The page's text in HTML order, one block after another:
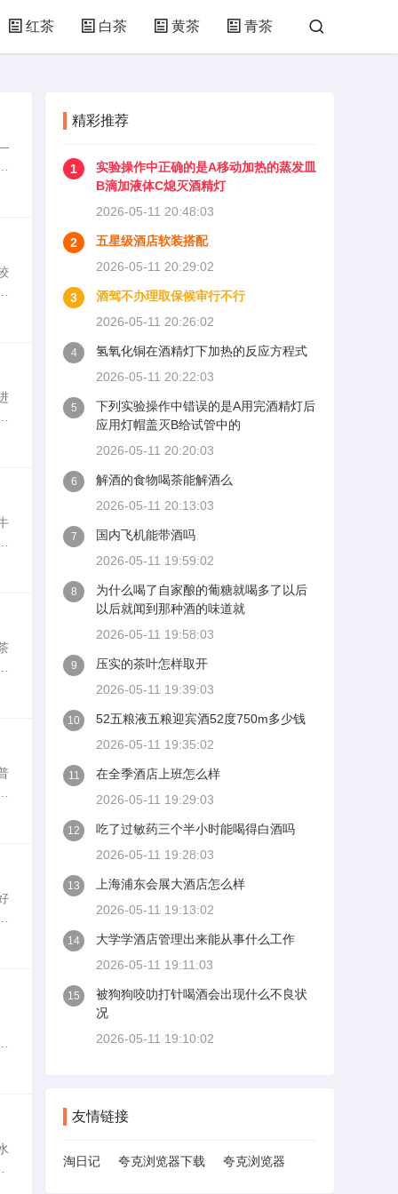
红茶 白茶 黄茶 青茶
精彩推荐
1
实验操作中正确的是A移动加热的蒸发皿
B滴加液体C熄灭酒精灯
2026-05-11 20:48:03
2
五星级酒店软装搭配
2026-05-11 20:29:02
3
酒驾不办理取保候审行不行
2026-05-11 20:26:02
4
氢氧化铜在酒精灯下加热的反应方程式
2026-05-11 20:22:03
5
下列实验操作中错误的是A用完酒精灯后
应用灯帽盖灭B给试管中的
2026-05-11 20:20:03
6
解酒的食物喝茶能解酒么
2026-05-11 20:13:03
7
国内飞机能带酒吗
2026-05-11 19:59:02
8
为什么喝了自家酿的葡糖就喝多了以后
以后就闻到那种酒的味道就
2026-05-11 19:58:03
9
压实的茶叶怎样取开
2026-05-11 19:39:03
10
52五粮液五粮迎宾酒52度750m多少钱
2026-05-11 19:35:02
11
在全季酒店上班怎么样
2026-05-11 19:29:03
12
吃了过敏药三个半小时能喝得白酒吗
2026-05-11 19:28:03
13
上海浦东会展大酒店怎么样
2026-05-11 19:13:02
14
大学学酒店管理出来能从事什么工作
2026-05-11 19:11:03
15
被狗狗咬叻打针喝酒会出现什么不良状
况
2026-05-11 19:10:02
友情链接
淘日记 夸克浏览器下载 夸克浏览器